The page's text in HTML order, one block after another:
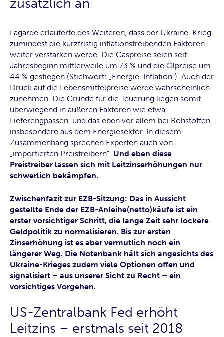
Lagarde erläuterte des Weiteren, dass der Ukraine-Krieg
zumindest die kurzfristig inflationstreibenden Faktoren
weiter verstärken werde. Die Gaspreise seien seit
Jahresbeginn mittlerweile um 73 % und die Ölpreise um
44 % gestiegen (Stichwort: „Energie-Inflation“). Auch der
Druck auf die Lebensmittelpreise werde wahrscheinlich
zunehmen. Die Gründe für die Teuerung liegen somit
überwiegend in äußeren Faktoren wie etwa
Lieferengpässen, und das eben vor allem bei Rohstoffen,
insbesondere aus dem Energiesektor. In diesem
Zusammenhang sprechen Experten auch von
„importierten Preistreibern“. Und eben diese
Preistreiber lassen sich mit Leitzinserhöhungen nur
schwerlich bekämpfen.
Zwischenfazit zur EZB-Sitzung: Das in Aussicht
gestellte Ende der EZB-Anleihe(netto)käufe ist ein
erster vorsichtiger Schritt, die lange Zeit sehr lockere
Geldpolitik zu normalisieren. Bis zur ersten
Zinserhöhung ist es aber vermutlich noch ein
längerer Weg. Die Notenbank hält sich angesichts des
Ukraine-Krieges zudem viele Optionen offen und
signalisiert – aus unserer Sicht zu Recht – ein
vorsichtiges Vorgehen.
US-Zentralbank Fed erhöht
Leitzins – erstmals seit 2018